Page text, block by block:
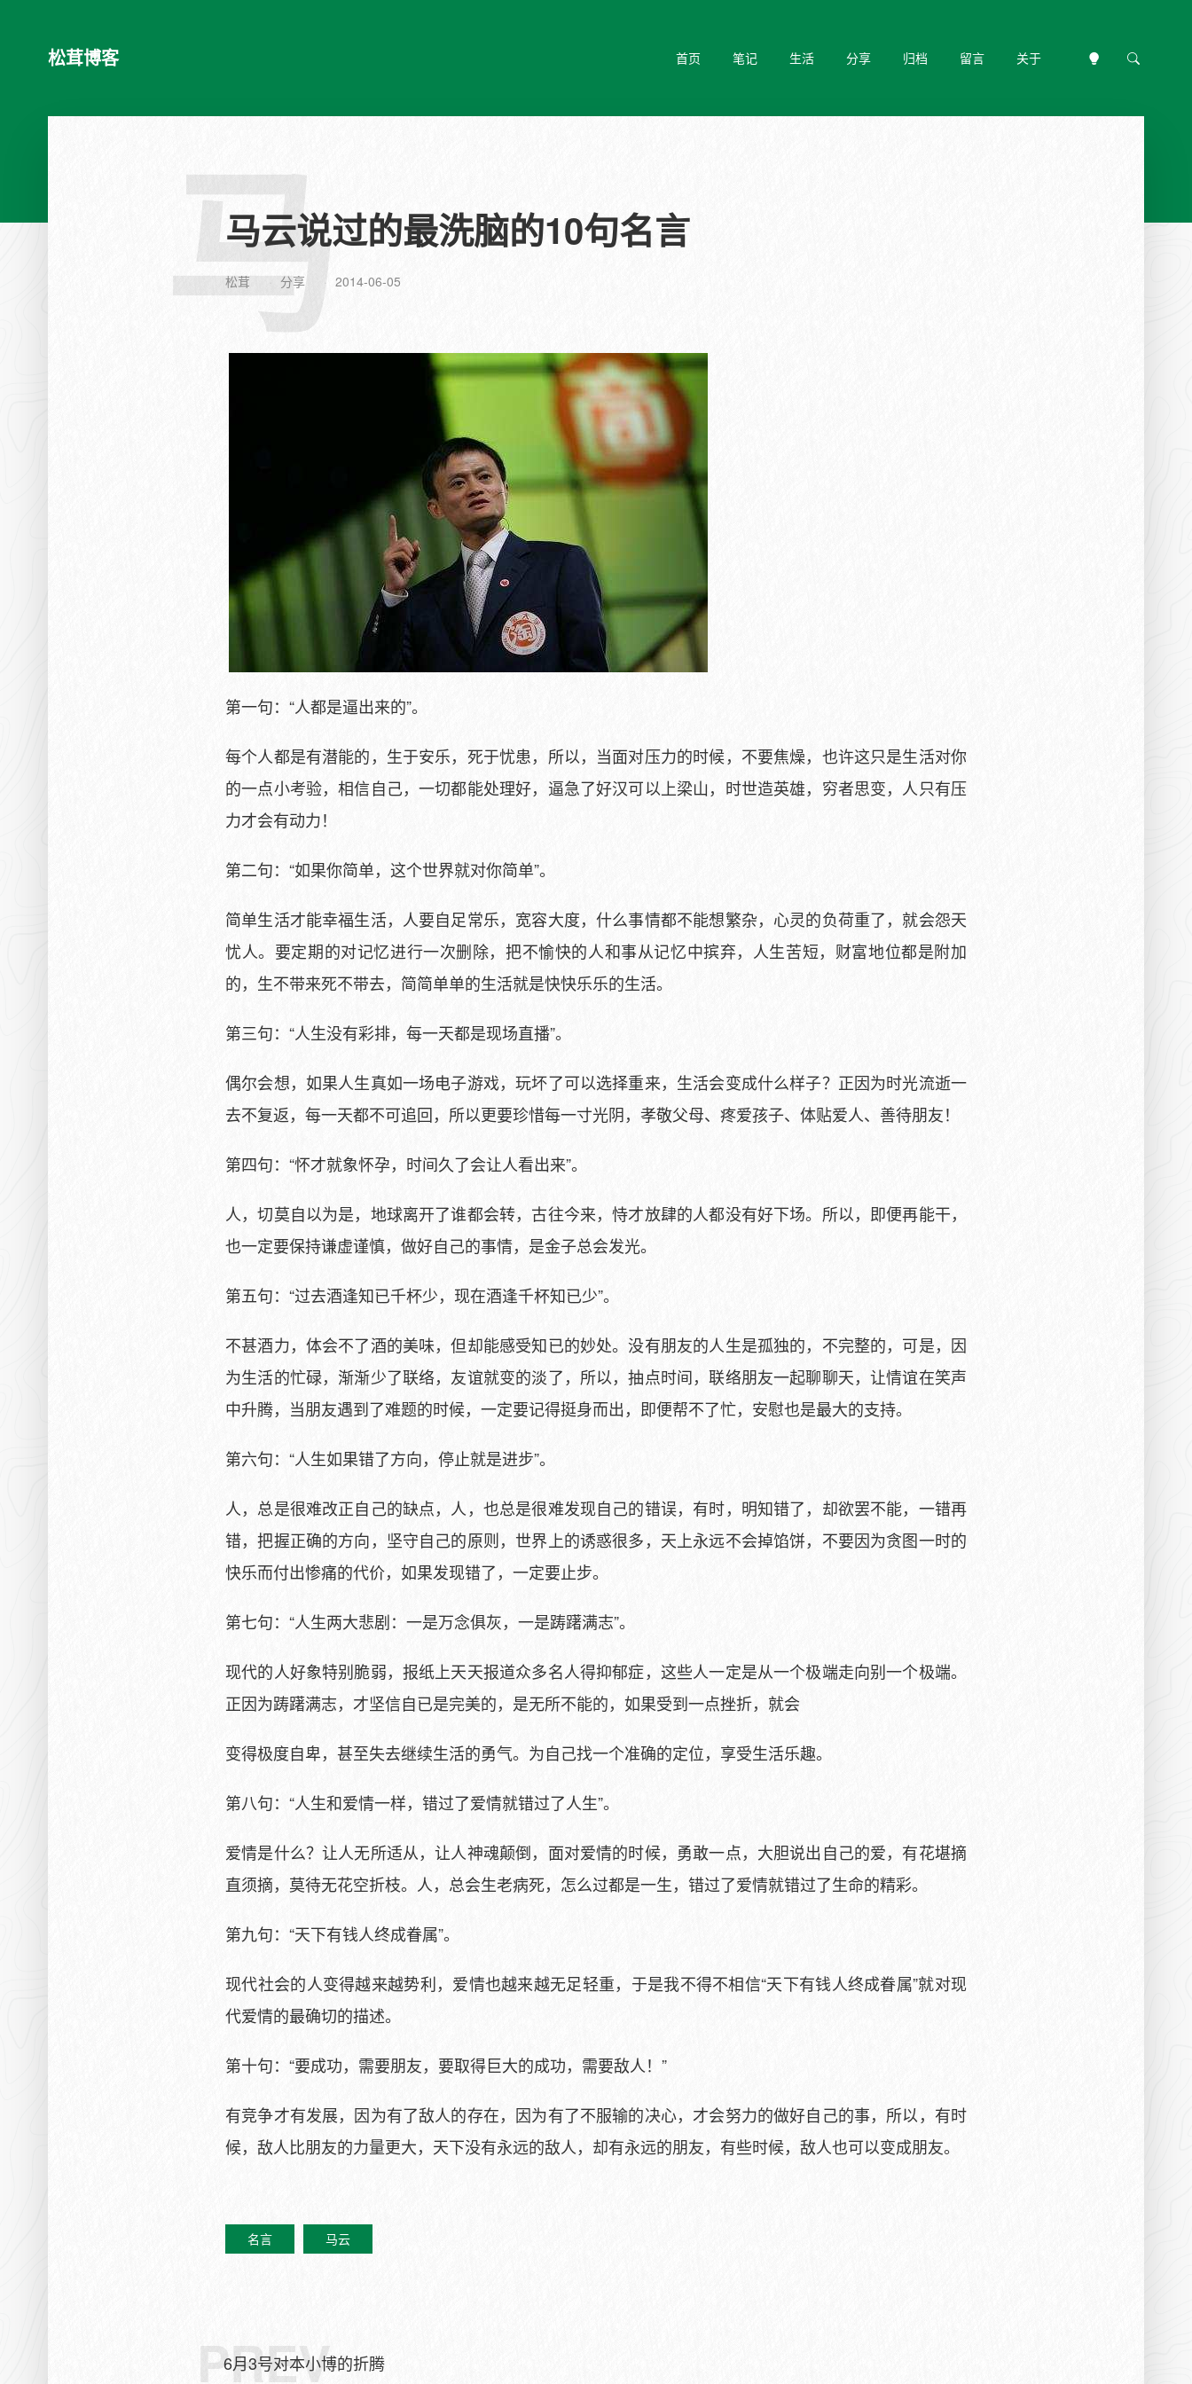
松茸博客 首页 笔记 生活 分享 归档 留言 关于
马
马云说过的最洗脑的10句名言
松茸 分享 2014-06-05
第一句：“人都是逼出来的”。
每个人都是有潜能的，生于安乐，死于忧患，所以，当面对压力的时候，不要焦燥，也许这只是生活对你
的一点小考验，相信自己，一切都能处理好，逼急了好汉可以上梁山，时世造英雄，穷者思变，人只有压
力才会有动力！
第二句：“如果你简单，这个世界就对你简单”。
简单生活才能幸福生活，人要自足常乐，宽容大度，什么事情都不能想繁杂，心灵的负荷重了，就会怨天
忧人。要定期的对记忆进行一次删除，把不愉快的人和事从记忆中摈弃，人生苦短，财富地位都是附加
的，生不带来死不带去，简简单单的生活就是快快乐乐的生活。
第三句：“人生没有彩排，每一天都是现场直播”。
偶尔会想，如果人生真如一场电子游戏，玩坏了可以选择重来，生活会变成什么样子？正因为时光流逝一
去不复返，每一天都不可追回，所以更要珍惜每一寸光阴，孝敬父母、疼爱孩子、体贴爱人、善待朋友！
第四句：“怀才就象怀孕，时间久了会让人看出来”。
人，切莫自以为是，地球离开了谁都会转，古往今来，恃才放肆的人都没有好下场。所以，即便再能干，
也一定要保持谦虚谨慎，做好自己的事情，是金子总会发光。
第五句：“过去酒逢知已千杯少，现在酒逢千杯知已少”。
不甚酒力，体会不了酒的美味，但却能感受知已的妙处。没有朋友的人生是孤独的，不完整的，可是，因
为生活的忙碌，渐渐少了联络，友谊就变的淡了，所以，抽点时间，联络朋友一起聊聊天，让情谊在笑声
中升腾，当朋友遇到了难题的时候，一定要记得挺身而出，即便帮不了忙，安慰也是最大的支持。
第六句：“人生如果错了方向，停止就是进步”。
人，总是很难改正自己的缺点，人，也总是很难发现自己的错误，有时，明知错了，却欲罢不能，一错再
错，把握正确的方向，坚守自己的原则，世界上的诱惑很多，天上永远不会掉馅饼，不要因为贪图一时的
快乐而付出惨痛的代价，如果发现错了，一定要止步。
第七句：“人生两大悲剧：一是万念俱灰，一是踌躇满志”。
现代的人好象特别脆弱，报纸上天天报道众多名人得抑郁症，这些人一定是从一个极端走向别一个极端。
正因为踌躇满志，才坚信自已是完美的，是无所不能的，如果受到一点挫折，就会
变得极度自卑，甚至失去继续生活的勇气。为自己找一个准确的定位，享受生活乐趣。
第八句：“人生和爱情一样，错过了爱情就错过了人生”。
爱情是什么？让人无所适从，让人神魂颠倒，面对爱情的时候，勇敢一点，大胆说出自己的爱，有花堪摘
直须摘，莫待无花空折枝。人，总会生老病死，怎么过都是一生，错过了爱情就错过了生命的精彩。
第九句：“天下有钱人终成眷属”。
现代社会的人变得越来越势利，爱情也越来越无足轻重，于是我不得不相信“天下有钱人终成眷属”就对现
代爱情的最确切的描述。
第十句：“要成功，需要朋友，要取得巨大的成功，需要敌人！”
有竞争才有发展，因为有了敌人的存在，因为有了不服输的决心，才会努力的做好自己的事，所以，有时
候，敌人比朋友的力量更大，天下没有永远的敌人，却有永远的朋友，有些时候，敌人也可以变成朋友。
名言 马云
PREV
6月3号对本小博的折腾